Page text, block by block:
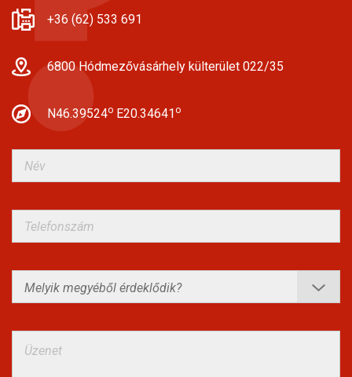
+36 (62) 533 691
6800 Hódmezővásárhely külterület 022/35
N46.39524o E20.34641 o